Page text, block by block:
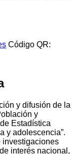
Código QR:
y difusión de la
y
Estadística
y adolescencia”.
investigaciones
interés nacional,